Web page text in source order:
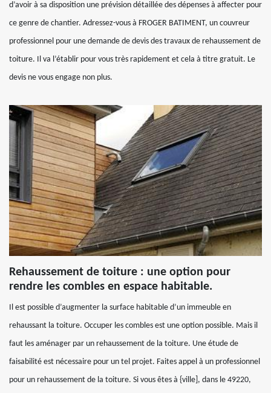
d’avoir à sa disposition une prévision détaillée des dépenses à affecter pour
ce genre de chantier. Adressez-vous à FROGER BATIMENT, un couvreur
professionnel pour une demande de devis des travaux de rehaussement de
toiture. Il va l’établir pour vous très rapidement et cela à titre gratuit. Le
devis ne vous engage non plus.
Rehaussement de toiture : une option pour
rendre les combles en espace habitable.
Il est possible d’augmenter la surface habitable d’un immeuble en
rehaussant la toiture. Occuper les combles est une option possible. Mais il
faut les aménager par un rehaussement de la toiture. Une étude de
faisabilité est nécessaire pour un tel projet. Faites appel à un professionnel
pour un rehaussement de la toiture. Si vous êtes à {ville], dans le 49220,